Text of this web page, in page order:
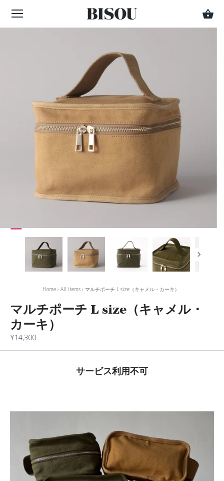
Home › All items › マルチポーチ L size（キャメル・カーキ）
マルチポーチ L size（キャメル・
カーキ）
¥14,300
サービス利用不可